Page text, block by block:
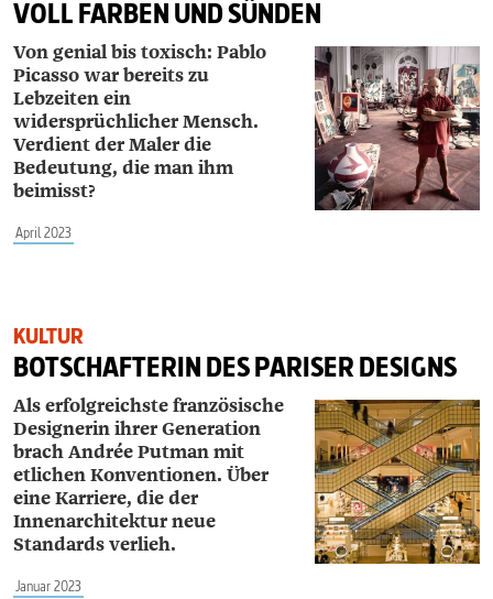
VOLL FARBEN UND SÜNDEN
Von genial bis toxisch: Pablo
Picasso war bereits zu
Lebzeiten ein
widersprüchlicher Mensch.
Verdient der Maler die
Bedeutung, die man ihm
beimisst?
April 2023
KULTUR
BOTSCHAFTERIN DES PARISER DESIGNS
Als erfolgreichste französische
Designerin ihrer Generation
brach Andrée Putman mit
etlichen Konventionen. Über
eine Karriere, die der
Innenarchitektur neue
Standards verlieh.
Januar 2023